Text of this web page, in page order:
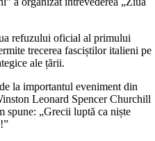
refuzului oficial al primului
trecerea fasciștilor italieni pe
ale țării.
la importantul eveniment din
Leonard Spencer Churchill
spune: „Grecii luptă ca niște